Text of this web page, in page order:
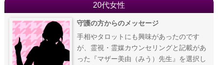
20代女性
守護の方からのメッセージ
手相やタロットにも興味があったのです
が、霊視・霊媒カウンセリングと記載があ
った『マザー美由（みう）先生』を選択し